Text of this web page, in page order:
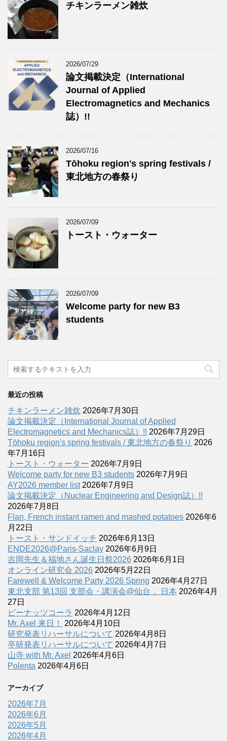
チキンラーメン雑炊
2026/07/29
論文掲載決定（International
Journal of Applied
Electromagnetics and Mechanics
誌）!!
2026/07/16
Tōhoku region's spring festivals /
東北地方の春祭り
2026/07/09
トースト・ウォーター
2026/07/09
Welcome party for new B3
students
最近の投稿
チキンラーメン雑炊 2026年7月30日
論文掲載決定（International Journal of Applied
Electromagnetics and Mechanics誌）!! 2026年7月29日
Tōhoku region's spring festivals / 東北地方の春祭り 2026
年7月16日
トースト・ウォーター 2026年7月9日
Welcome party for new B3 students 2026年7月9日
AY2026 member list 2026年7月9日
論文掲載決定（Nuclear Engineering and Design誌）!!
2026年7月8日
Flan, French instant ramen and mashed potatoes 2026年6
月22日
トースト・サンドイッチ 2026年6月13日
ENDE2026@Paris-Saclay 2026年6月9日
吉岡先生＆福地さん誕生日祭2026 2026年6月1日
オンライン研究会 2026 2026年5月22日
Farewell & Welcome Party 2026 Spring 2026年4月27日
東北支部 第13回 支部会・講演会@仙台， 日本 2026年4月
27日
ピーナッツコーラ 2026年4月12日
Mr. Axel 来日！
2026年4月10日
研究発表リハーサルについて 2026年4月8日
卒研発表リハーサルについて 2026年4月7日
山寺 with Mr. Axel 2026年4月6日
Polenta 2026年4月6日
アーカイブ
2026年7月
2026年6月
2026年5月
2026年4月